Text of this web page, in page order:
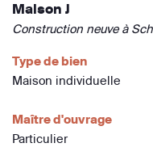
Maison J
Construction neuve à
Type de bien
Maison individuelle
Maître d'ouvrage
Particulier